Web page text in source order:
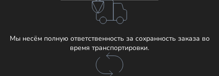
Мы несём полную ответственность за сохранность заказа во
время транспортировки.